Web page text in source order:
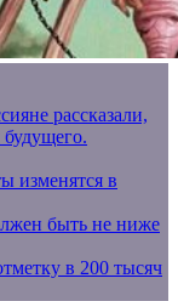
рассказали,
изменятся в
быть не ниже
в 200 тысяч